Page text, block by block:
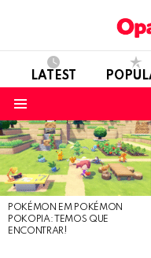
LATEST
LATEST
STORIES
POKÉMON EM POKÉMON
POKOPIA: TEMOS QUE
ENCONTRAR!